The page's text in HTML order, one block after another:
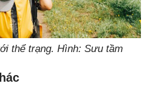
thể trạng. Hình: Sưu tầm